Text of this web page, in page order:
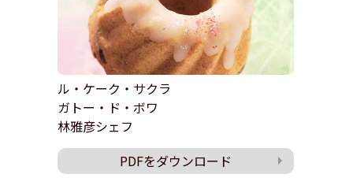
ル・ケーク・サクラ
ガトー・ド・ボワ
林雅彦シェフ
PDFをダウンロード